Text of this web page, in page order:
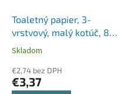
Toaletný papier, 3-
vrstvový, malý kotúč, 8
kotúčov, OOOPS "Classic",
Skladom
€2,74 bez DPH
€3,37